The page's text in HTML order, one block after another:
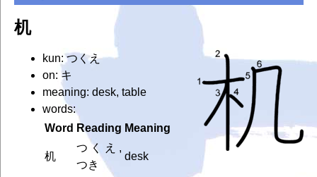
机
kun: つくえ
on: キ
meaning: desk, table
words:
Word Reading Meaning
机
つくえ,
つき
desk